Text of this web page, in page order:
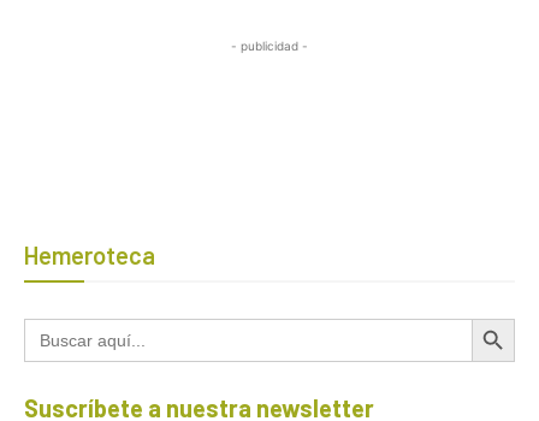
- publicidad -
Hemeroteca
Buscar: Botón de
Suscríbete a nuestra newsletter